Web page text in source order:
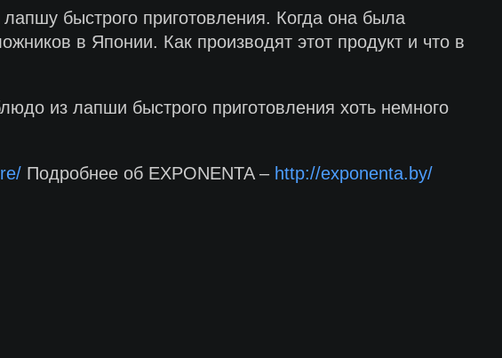
быстрого приготовления. Когда она была
в Японии. Как производят этот продукт и что в
из лапши быстрого приготовления хоть немного
Подробнее об EXPONENTA – http://exponenta.by/